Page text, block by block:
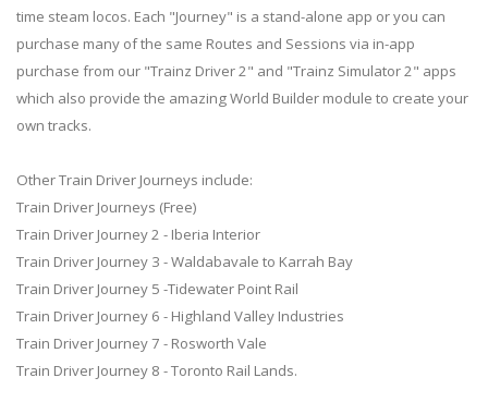
time steam locos. Each "Journey" is a stand-alone app or you can
purchase many of the same Routes and Sessions via in-app
purchase from our "Trainz Driver 2" and "Trainz Simulator 2" apps
which also provide the amazing World Builder module to create your
own tracks.
Other Train Driver Journeys include:
Train Driver Journeys (Free)
Train Driver Journey 2 - Iberia Interior
Train Driver Journey 3 - Waldabavale to Karrah Bay
Train Driver Journey 5 -Tidewater Point Rail
Train Driver Journey 6 - Highland Valley Industries
Train Driver Journey 7 - Rosworth Vale
Train Driver Journey 8 - Toronto Rail Lands.